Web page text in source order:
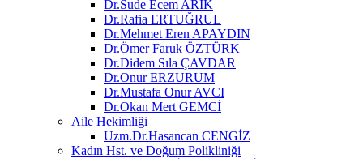
Dr.Sude Ecem ARIK
Dr.Rafia ERTUĞRUL
Dr.Mehmet Eren APAYDIN
Dr.Ömer Faruk ÖZTÜRK
Dr.Didem Sıla ÇAVDAR
Dr.Onur ERZURUM
Dr.Mustafa Onur AVCI
Dr.Okan Mert GEMCİ
Aile Hekimliği
Uzm.Dr.Hasancan CENGİZ
Kadın Hst. ve Doğum Polikliniği